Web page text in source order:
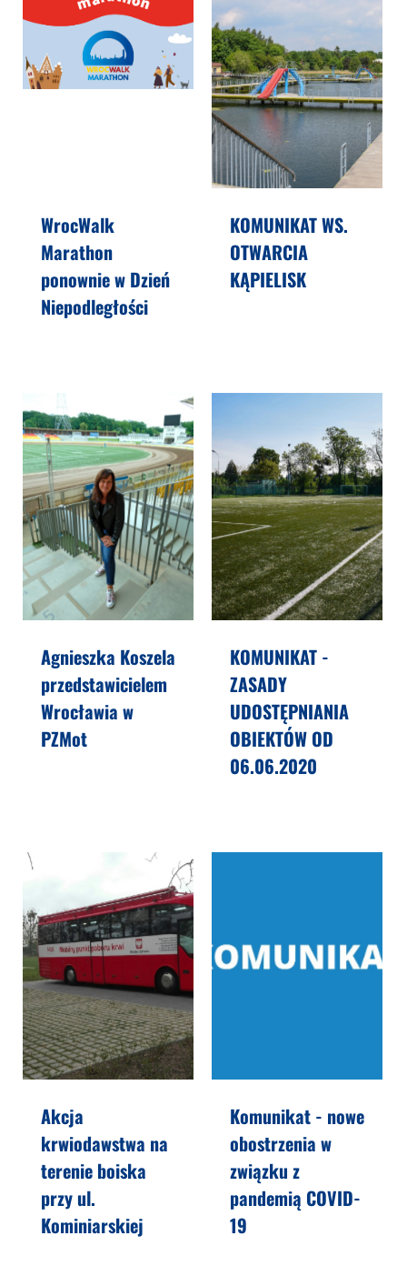
WrocWalk
Marathon
ponownie w Dzień
Niepodległości
KOMUNIKAT WS.
OTWARCIA
KĄPIELISK
Agnieszka Koszela
przedstawicielem
Wrocławia w
PZMot
KOMUNIKAT -
ZASADY
UDOSTĘPNIANIA
OBIEKTÓW OD
06.06.2020
Akcja
krwiodawstwa na
terenie boiska
przy ul.
Kominiarskiej
Komunikat - nowe
obostrzenia w
związku z
pandemią COVID-
19